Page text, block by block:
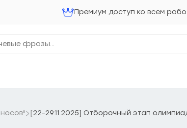
Премиум доступ ко всем
[22-29.11.2025] Отборочный этап